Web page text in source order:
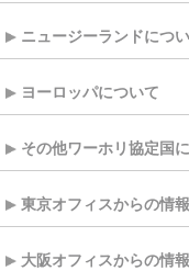
ニュージーランドにつ
ヨーロッパについて
その他ワーホリ協定国
東京オフィスからの情報
大阪オフィスからの情報